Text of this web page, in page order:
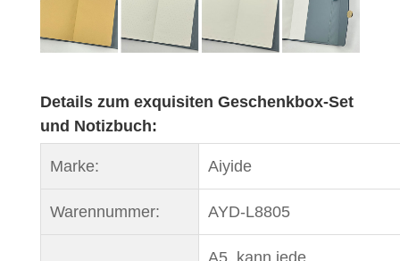
Details zum exquisiten Geschenkbox-Set
und Notizbuch:
Marke: Aiyide
Warennummer: AYD-L8805